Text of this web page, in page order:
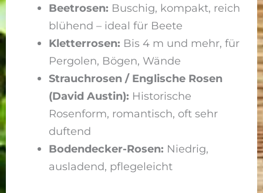
Beetrosen: Buschig, kompakt, reich
blühend – ideal für Beete
Kletterrosen: Bis 4 m und mehr, für
Pergolen, Bögen, Wände
Strauchrosen / Englische Rosen
(David Austin): Historische
Rosenform, romantisch, oft sehr
duftend
Bodendecker-Rosen: Niedrig,
ausladend, pflegeleicht